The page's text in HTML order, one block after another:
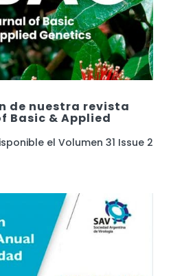
de nuestra revista
Basic & Applied
el Volumen 31 Issue 2